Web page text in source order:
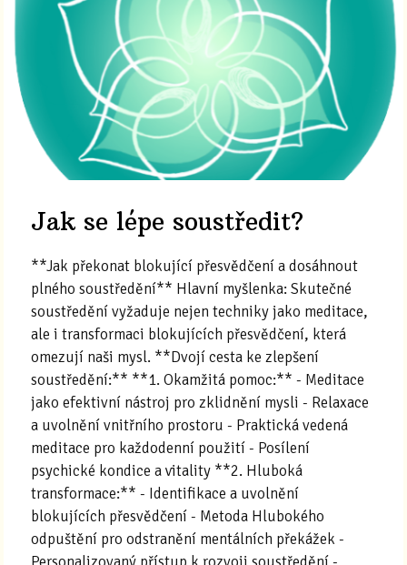
Jak se lépe soustředit?
**Jak překonat blokující přesvědčení a dosáhnout
plného soustředění** Hlavní myšlenka: Skutečné
soustředění vyžaduje nejen techniky jako meditace,
ale i transformaci blokujících přesvědčení, která
omezují naši mysl. **Dvojí cesta ke zlepšení
soustředění:** **1. Okamžitá pomoc:** - Meditace
jako efektivní nástroj pro zklidnění mysli - Relaxace
a uvolnění vnitřního prostoru - Praktická vedená
meditace pro každodenní použití - Posílení
psychické kondice a vitality **2. Hluboká
transformace:** - Identifikace a uvolnění
blokujících přesvědčení - Metoda Hlubokého
odpuštění pro odstranění mentálních překážek -